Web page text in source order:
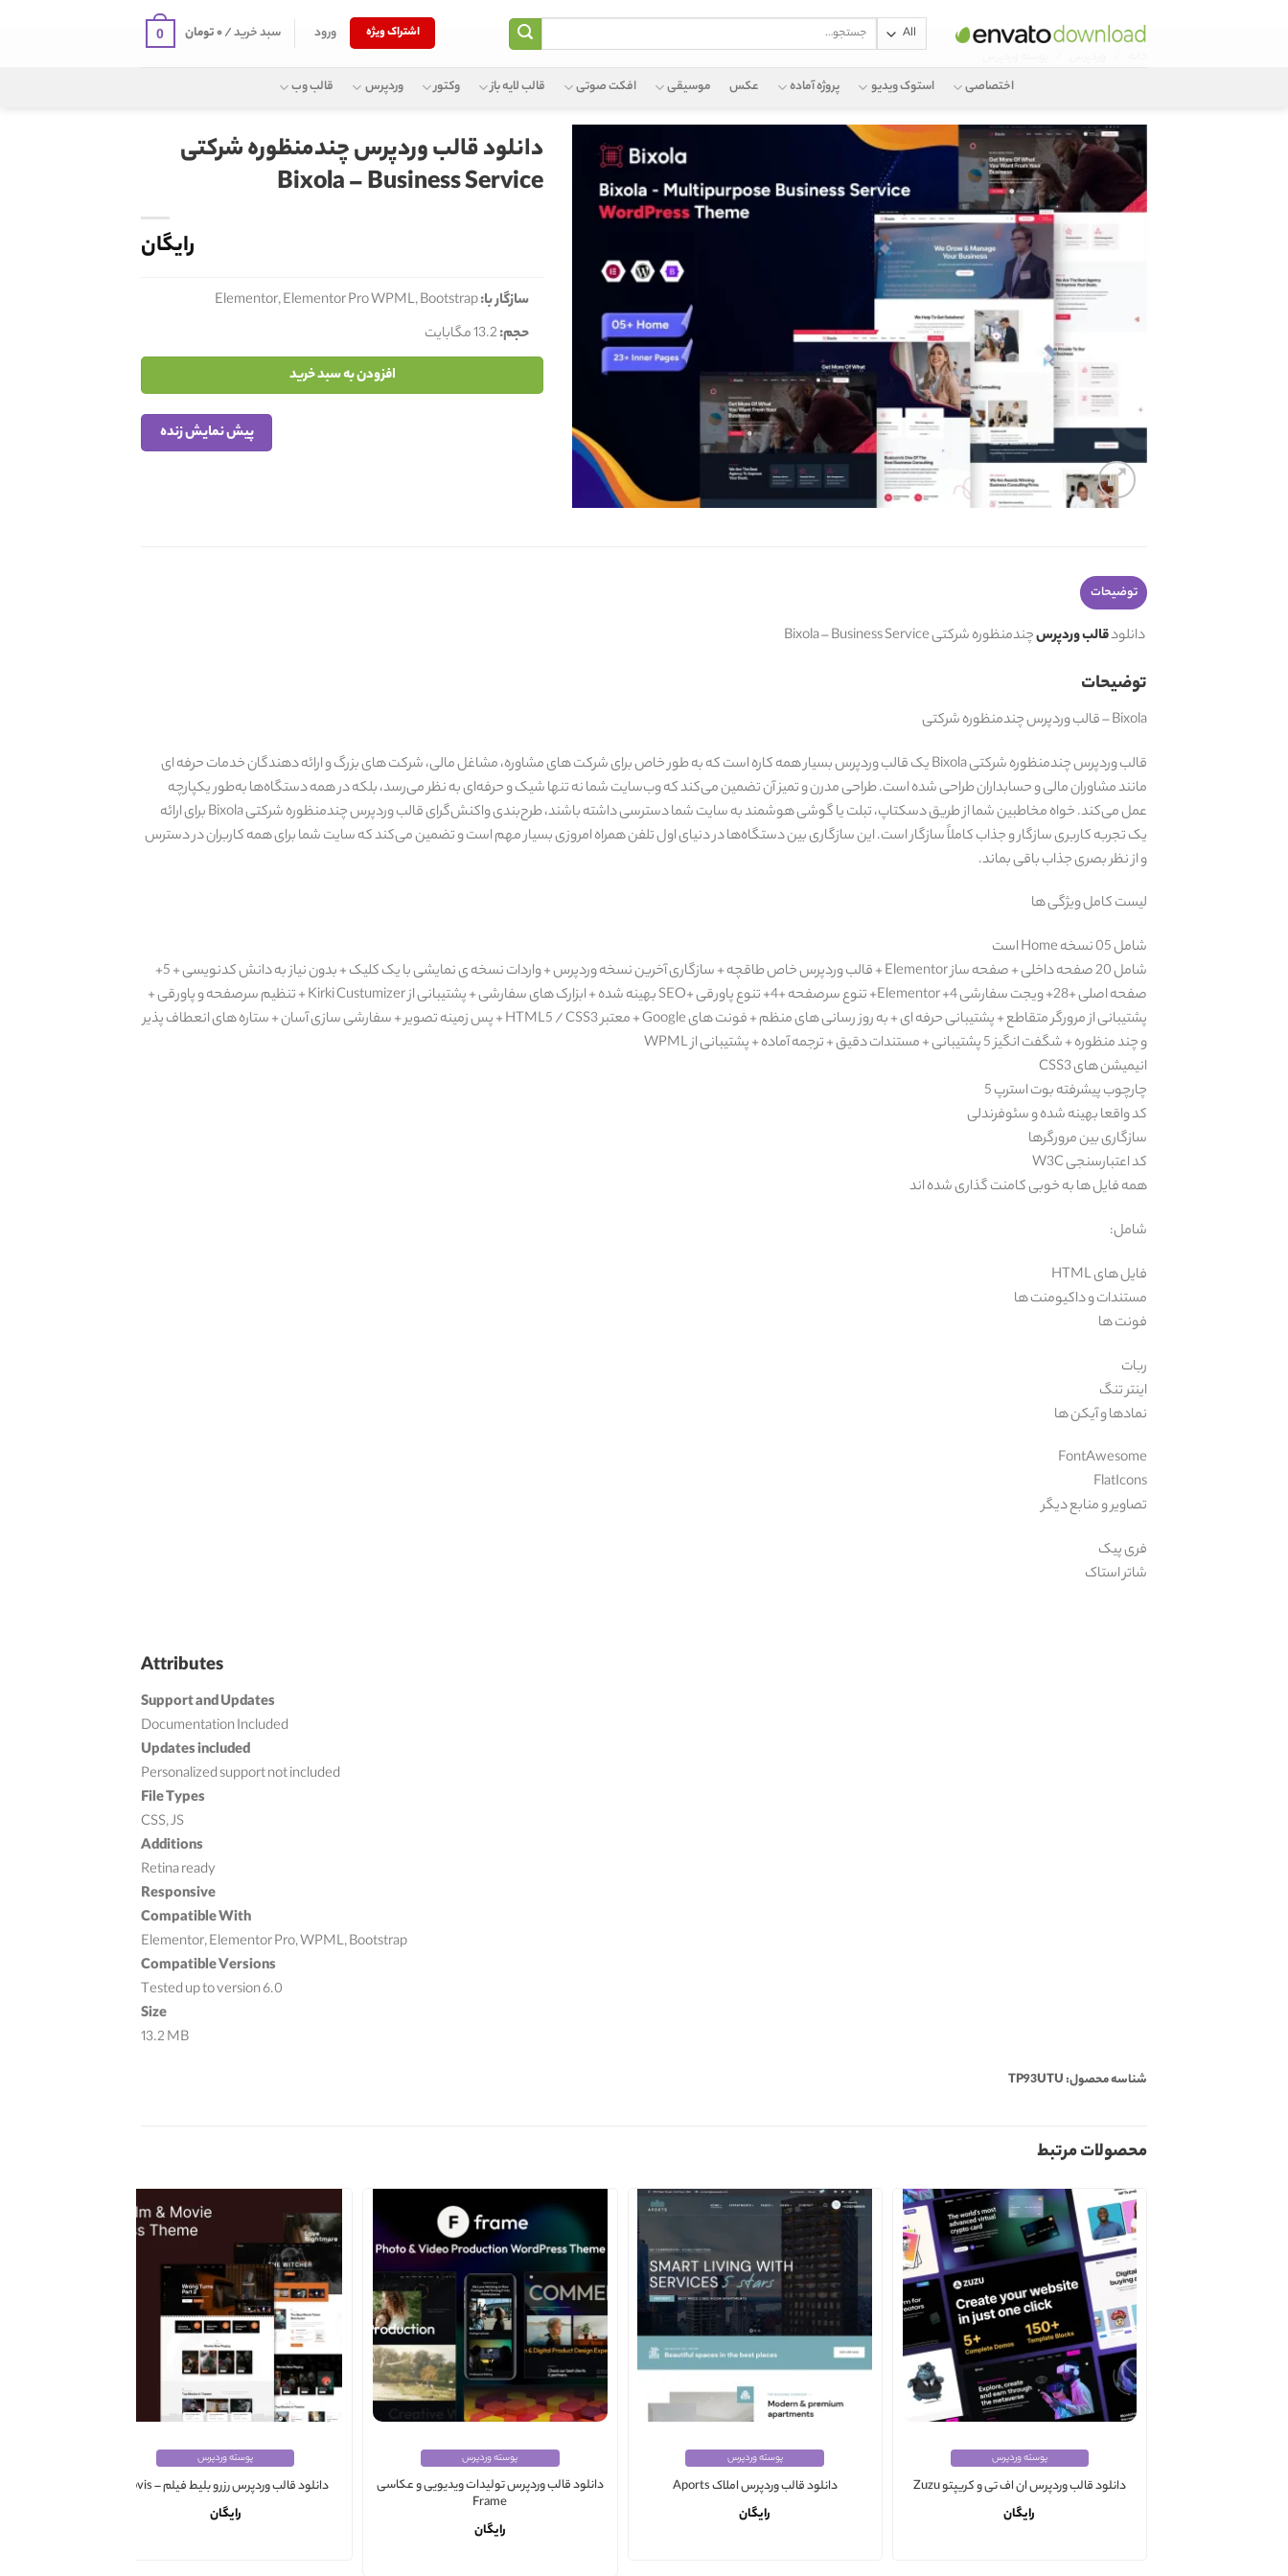
برای:
اشتراک ویژه ورود سبد خرید /۰تومان 0
اختصاصی استوک ویدیو پروژه آماده عکس موسیقی افکت صوتی قالب لایه باز وکتور وردپرس قالب وب
دانلود قالب وردپرس چندمنظوره شرکتی
Bixola – Business Service
رایگان
سازگار با:Elementor, Elementor Pro WPML, Bootstrap
حجم:13.2 مگابایت
افزودن به سبد خرید
پیش نمایش زنده
توضیحات
دانلودقالب وردپرسچندمنظوره شرکتی Bixola – Business Service
توضیحات
Bixola – قالب وردپرس چندمنظوره شرکتی
قالب وردپرس چندمنظوره شرکتی Bixola یک قالب وردپرس بسیار همه کاره است که به طور خاص برای شرکت های مشاوره، مشاغل مالی، شرکت های بزرگ و ارائه دهندگان خدمات حرفه ای
مانند مشاوران مالی و حسابداران طراحی شده است. طراحی مدرن و تمیز آن تضمین می‌کند که وب‌سایت شما نه تنها شیک و حرفه‌ای به نظر می‌رسد، بلکه در همه دستگاه‌ها به‌طور یکپارچه
عمل می‌کند. خواه مخاطبین شما از طریق دسکتاپ، تبلت یا گوشی هوشمند به سایت شما دسترسی داشته باشند، طرح‌بندی واکنش‌گرای قالب وردپرس چندمنظوره شرکتی Bixola برای ارائه
یک تجربه کاربری سازگار و جذاب کاملاً سازگار است. این سازگاری بین دستگاه‌ها در دنیای اول تلفن همراه امروزی بسیار مهم است و تضمین می‌کند که سایت شما برای همه کاربران در دسترس
و از نظر بصری جذاب باقی بماند.
لیست کامل ویژگی ها
شامل 05 نسخه Home است
شامل 20 صفحه داخلی + صفحه ساز Elementor + قالب وردپرس خاص طاقچه + سازگاری آخرین نسخه وردپرس + واردات نسخه ی نمایشی با یک کلیک + بدون نیاز به دانش کدنویسی + 5+
صفحه اصلی +28+ ویجت سفارشی Elementor +4+ تنوع سرصفحه +4+ تنوع پاورقی +SEO بهینه شده + ابزارک های سفارشی + پشتیبانی از Kirki Custumizer + تنظیم سرصفحه و پاورقی +
پشتیبانی از مرورگر متقاطع + پشتیبانی حرفه ای + به روز رسانی های منظم + فونت های Google + معتبر HTML5 / CSS3 + پس زمینه تصویر + سفارشی سازی آسان + ستاره های انعطاف پذیر
و چند منظوره + شگفت انگیز 5 پشتیبانی + مستندات دقیق + ترجمه آماده + پشتیبانی از WPML
انیمیشن های CSS3
چارچوب پیشرفته بوت استرپ 5
کد واقعا بهینه شده و سئوفرندلی
سازگاری بین مرورگرها
کد اعتبارسنجی W3C
همه فایل ها به خوبی کامنت گذاری شده اند
شامل:
فایل های HTML
مستندات و داکیومنت ها
فونت ها
ربات
اینتر تنگ
نمادها و آیکن ها
FontAwesome
FlatIcons
تصاویر و منابع دیگر
فری پیک
شاتر استاک
Attributes
Support and Updates
Documentation Included
Updates included
Personalized support not included
File Types
CSS, JS
Additions
Retina ready
Responsive
Compatible With
Elementor, Elementor Pro, WPML, Bootstrap
Compatible Versions
Tested up to version 6.0
Size
13.2 MB
شناسه محصول: TP93UTU
محصولات مرتبط
پوسته وردپرس
دانلود قالب وردپرس ان اف تی و کریپتو Zuzu
رایگان
پوسته وردپرس
دانلود قالب وردپرس املاک Aports
رایگان
پوسته وردپرس
دانلود قالب وردپرس تولیدات ویدیویی و عکاسی
Frame
رایگان
پوسته وردپرس
دانلود قالب وردپرس رزرو بلیط فیلم – Aovis
رایگان